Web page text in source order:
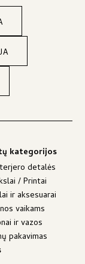
kategorijos
detalės
/ Printai
ir aksesuarai
vaikams
ir vazos
pakavimas